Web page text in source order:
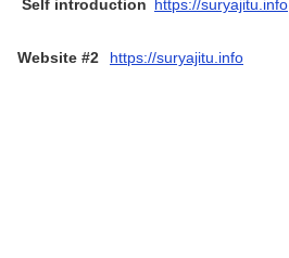
Self introduction https://suryajitu.info
Website #2 https://suryajitu.info